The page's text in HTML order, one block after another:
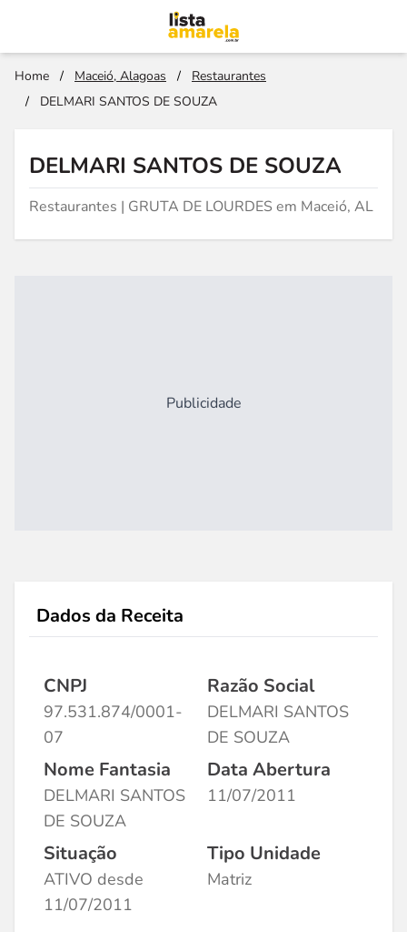
Home / Maceió, Alagoas /
Restaurantes
/
DELMARI SANTOS DE SOUZA
DELMARI SANTOS DE SOUZA
Restaurantes | GRUTA DE LOURDES em Maceió, AL
Publicidade
Dados da Receita
CNPJ
97.531.874/0001-
07
Razão Social
DELMARI SANTOS
DE SOUZA
Nome Fantasia
DELMARI SANTOS
DE SOUZA
Data Abertura
11/07/2011
Situação
ATIVO desde
11/07/2011
Tipo Unidade
Matriz